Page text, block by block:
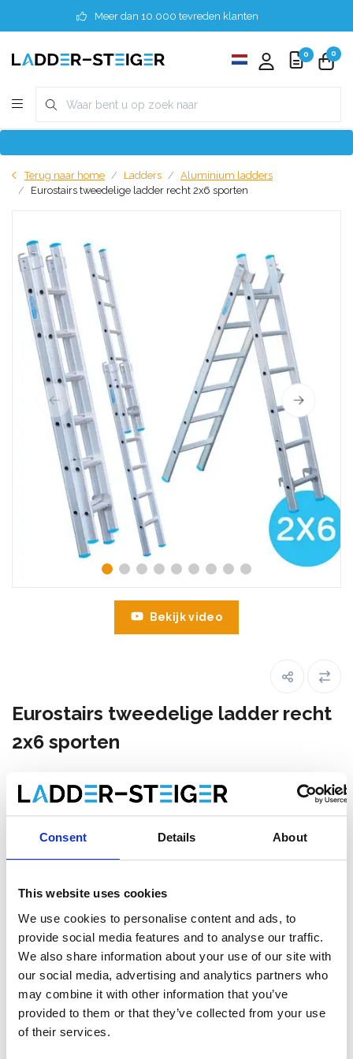
Consent Details About
This website uses cookies
We use cookies to personalise content and ads, to
provide social media features and to analyse our traffic.
We also share information about your use of our site with
our social media, advertising and analytics partners who
may combine it with other information that you’ve
provided to them or that they’ve collected from your use
of their services.
Meer dan 10.000 tevreden klanten
0 0
Terug naar home Ladders
Aluminium ladders
Eurostairs tweedelige ladder recht 2x6 sporten
Bekijk video
Eurostairs tweedelige ladder recht
2x6 sporten
Gratis verzending binnen 1-3 werkdagen of afhalen in
Maaseik (contacteer onze klantenservice)
Toevoegen aan winkelwagen